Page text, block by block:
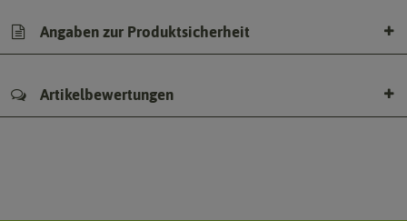
Angaben zur Produktsicherheit
Artikelbewertungen